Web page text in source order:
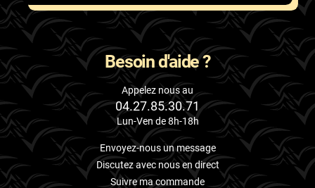
Rolls
Rover
Saab
Santana
Saturn
Scania
Besoin d'aide ?
Appelez nous au
04.27.85.30.71
Lun-Ven de 8h-18h
Envoyez-nous un message
Discutez avec nous en direct
Suivre ma commande